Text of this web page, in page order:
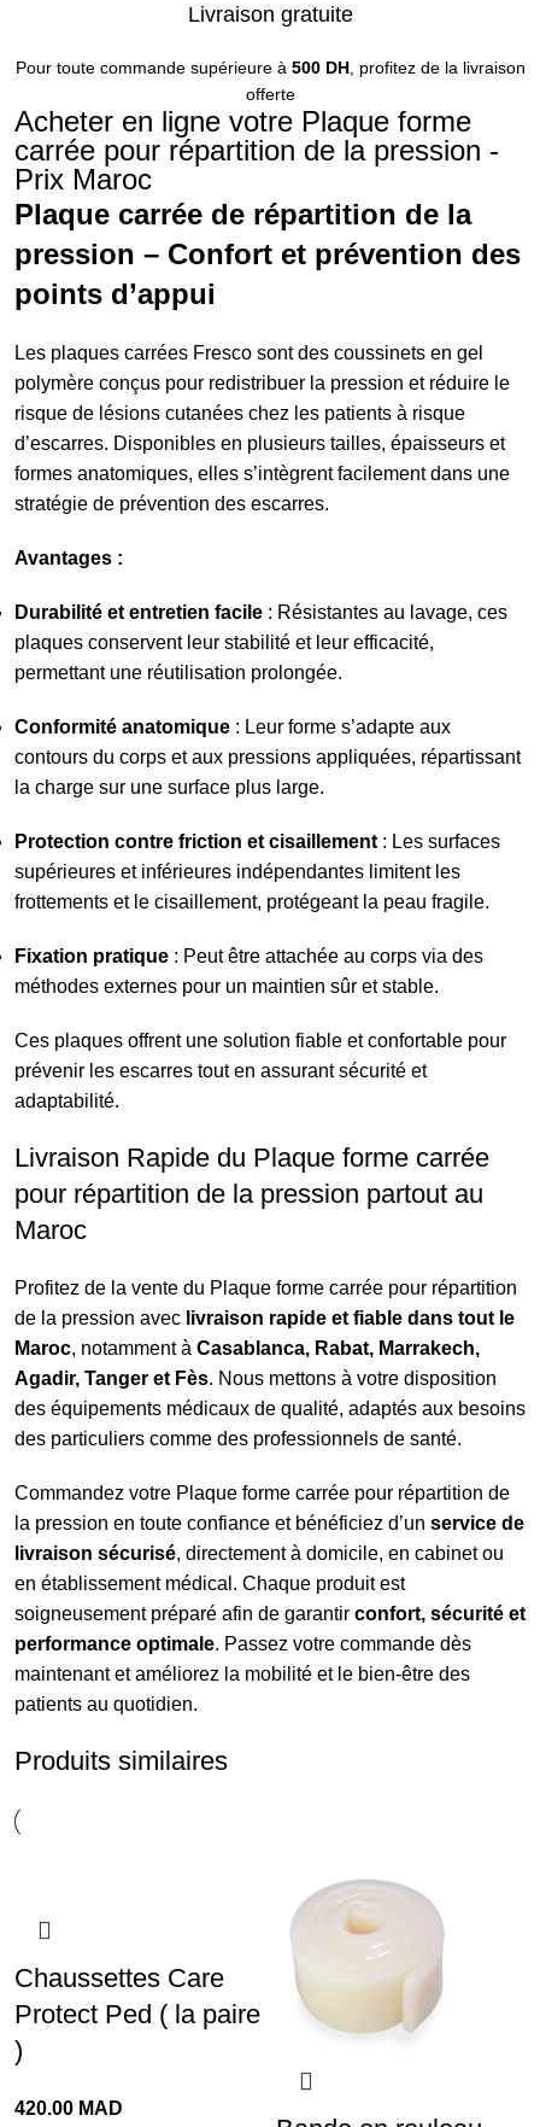
Livraison gratuite
Pour toute commande supérieure à 500 DH, profitez de la livraison
offerte
Acheter en ligne votre Plaque forme
carrée pour répartition de la pression -
Prix Maroc
Plaque carrée de répartition de la
pression – Confort et prévention des
points d’appui
Les plaques carrées Fresco sont des coussinets en gel
polymère conçus pour redistribuer la pression et réduire le
risque de lésions cutanées chez les patients à risque
d’escarres. Disponibles en plusieurs tailles, épaisseurs et
formes anatomiques, elles s’intègrent facilement dans une
stratégie de prévention des escarres.
Avantages :
Durabilité et entretien facile : Résistantes au lavage, ces
plaques conservent leur stabilité et leur efficacité,
permettant une réutilisation prolongée.
Conformité anatomique : Leur forme s’adapte aux
contours du corps et aux pressions appliquées, répartissant
la charge sur une surface plus large.
Protection contre friction et cisaillement : Les surfaces
supérieures et inférieures indépendantes limitent les
frottements et le cisaillement, protégeant la peau fragile.
Fixation pratique : Peut être attachée au corps via des
méthodes externes pour un maintien sûr et stable.
Ces plaques offrent une solution fiable et confortable pour
prévenir les escarres tout en assurant sécurité et
adaptabilité.
Livraison Rapide du Plaque forme carrée
pour répartition de la pression partout au
Maroc
Profitez de la vente du Plaque forme carrée pour répartition
de la pression avec livraison rapide et fiable dans tout le
Maroc, notamment à Casablanca, Rabat, Marrakech,
Agadir, Tanger et Fès. Nous mettons à votre disposition
des équipements médicaux de qualité, adaptés aux besoins
des particuliers comme des professionnels de santé.
Commandez votre Plaque forme carrée pour répartition de
la pression en toute confiance et bénéficiez d’un service de
livraison sécurisé, directement à domicile, en cabinet ou
en établissement médical. Chaque produit est
soigneusement préparé afin de garantir confort, sécurité et
performance optimale. Passez votre commande dès
maintenant et améliorez la mobilité et le bien-être des
patients au quotidien.
Produits similaires
Chaussettes Care
Protect Ped ( la paire
)
420.00 MAD